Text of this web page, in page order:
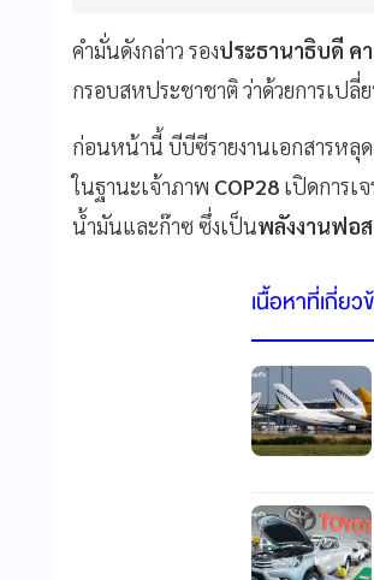
คำมั่นดังกล่าว รองประธานาธิบดี ค
กรอบสหประชาชาติ ว่าด้วยการเป
ก่อนหน้านี้ บีบีซีรายงานเอกสารหลุ
ในฐานะเจ้าภาพ COP28 เปิดการเ
น้ำมันและก๊าซ ซึ่งเป็นพลังงานฟอ
เนื้อหาที่เกี่ยว